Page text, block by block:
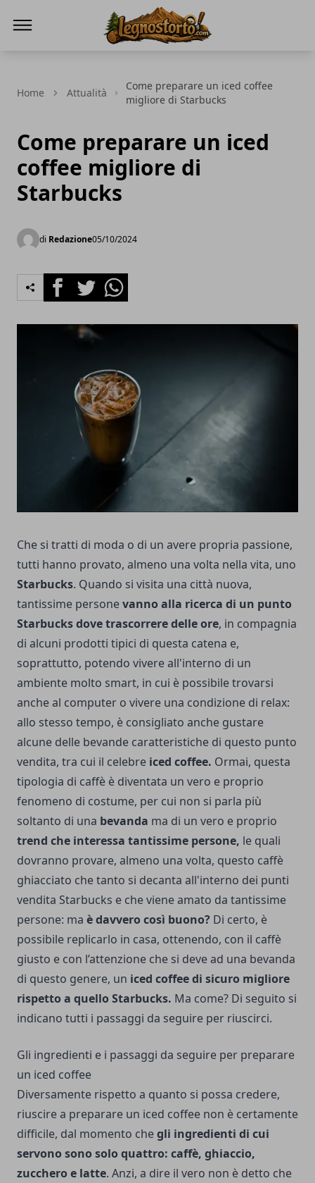
Home Attualità
Come preparare un iced coffee
migliore di Starbucks
Come preparare un iced
coffee migliore di
Starbucks
di Redazione05/10/2024
FacebookTwitterWhatsapp
Che si tratti di moda o di un avere propria passione,
tutti hanno provato, almeno una volta nella vita, uno
Starbucks. Quando si visita una città nuova,
tantissime personevanno alla ricerca di un punto
Starbucks dove trascorrere delle ore, in compagnia
di alcuni prodotti tipici di questa catena e,
soprattutto, potendo vivere all'interno di un
ambiente molto smart, in cui è possibile trovarsi
anche al computer o vivere una condizione di relax:
allo stesso tempo, è consigliato anche gustare
alcune delle bevande caratteristiche di questo punto
vendita, tra cui il celebre iced coffee. Ormai, questa
tipologia di caffè è diventata un vero e proprio
fenomeno di costume, per cui non si parla più
soltanto di una bevanda ma di un vero e proprio
trend che interessa tantissime persone, le quali
dovranno provare, almeno una volta, questo caffè
ghiacciato che tanto si decanta all'interno dei punti
vendita Starbucks e che viene amato da tantissime
persone: ma è davvero così buono? Di certo, è
possibile replicarlo in casa, ottenendo, con il caffè
giusto e con l’attenzione che si deve ad una bevanda
di questo genere, un iced coffee di sicuro migliore
rispetto a quello Starbucks. Ma come? Di seguito si
indicano tutti i passaggi da seguire per riuscirci.
Gli ingredienti e i passaggi da seguire per preparare
un iced coffee
Diversamente rispetto a quanto si possa credere,
riuscire a preparare un iced coffee non è certamente
difficile, dal momento chegli ingredienti di cui
servono sono solo quattro: caffè, ghiaccio,
zucchero e latte. Anzi, a dire il vero non è detto che